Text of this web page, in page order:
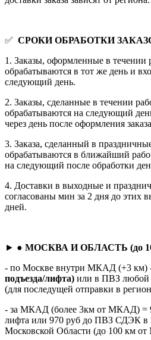
✅ СРОКИ ОБРАБОТКИ
1. Заказы, оформленные в течении
обрабатываются в тот же день и
следующий день.
2. Заказы, сделанные в течении
обрабатываются на следующий
через день после оформления
3. Заказа, сделанный в
обрабатываются в ближайший
на следующий после обработки
4. Доставки в выходные и
согласованы мин за 2 дня до этих
дней.
► ● МОСКВА И ОБЛАСТЬ (до
- по Москве внутри МКАД (+3 км)
подъезда/лифта) или в ПВЗ любой
(для последущей отправки в
- за МКАД (более 3км от МКАД) =
лифта или 970 руб до ПВЗ СДЭК в
Московской Области (до 100 км